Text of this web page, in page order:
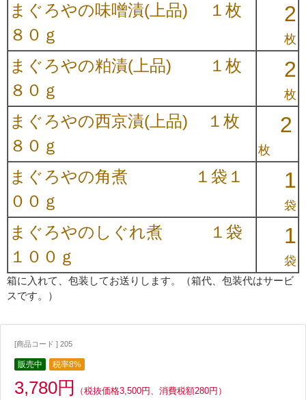
まぐろやの味噌漬(上品) １枚
８０ｇ
2
枚
まぐろやの粕漬(上品) １枚
８０ｇ
2
枚
まぐろやの西京漬(上品) １枚
８０ｇ
2
枚
まぐろやの角煮
１袋１
００ｇ
1
袋
まぐろやのしぐれ煮
１袋
１００ｇ
1
袋
箱に入れて、包装してお送りします。（箱代、包装代はサービ
スです。）
[商品コード ] 205
販売中 税率8%
3,780円 （税抜価格3,500円、消費税額280円）